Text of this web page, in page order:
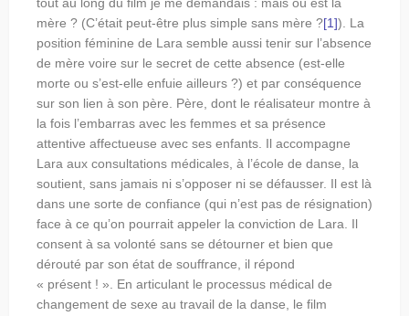
mère ? (C’était peut-être plus simple sans mère ?[1]). La
position féminine de Lara semble aussi tenir sur l’absence
de mère voire sur le secret de cette absence (est-elle
morte ou s’est-elle enfuie ailleurs ?) et par conséquence
sur son lien à son père. Père, dont le réalisateur montre à
la fois l’embarras avec les femmes et sa présence
attentive affectueuse avec ses enfants. Il accompagne
Lara aux consultations médicales, à l’école de danse, la
soutient, sans jamais ni s’opposer ni se défausser. Il est là
dans une sorte de confiance (qui n’est pas de résignation)
face à ce qu’on pourrait appeler la conviction de Lara. Il
consent à sa volonté sans se détourner et bien que
dérouté par son état de souffrance, il répond
« présent ! ».
En articulant le processus médical de
changement de sexe au travail de la danse, le film